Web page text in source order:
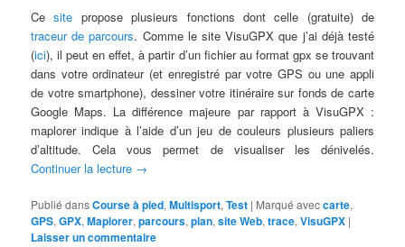
Cesite propose plusieurs fonctions dont celle (gratuite) de
traceur de parcours. Comme le site VisuGPX que j’ai déjà testé
(ici), il peut en effet, à partir d’un fichier au format gpx se trouvant
dans votre ordinateur (et enregistré par votre GPS ou une appli
de votre smartphone), dessiner votre itinéraire sur fonds de carte
Google Maps. La différence majeure par rapport à VisuGPX :
maplorer indique à l’aide d’un jeu de couleurs plusieurs paliers
d’altitude. Cela vous permet de visualiser les dénivelés.
Continuer la lecture →
Publié dansCourse à pied,Multisport,Test | Marqué aveccarte,
GPS,GPX,Maplorer,parcours,plan,site Web,trace,VisuGPX |
Laisser un commentaire